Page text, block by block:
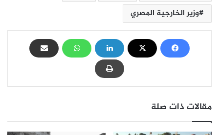
وزير الخارجية المصري
مقالات ذات صلة